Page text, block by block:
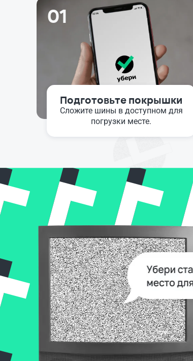
01
Подготовьте покрышки
Сложите шины в доступном для
погрузки месте.